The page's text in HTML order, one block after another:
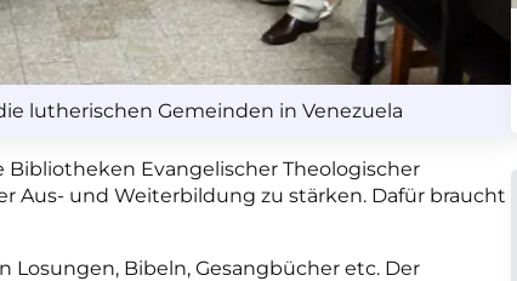
lutherischen Gemeinden in Venezuela
Evangelischer Theologischer
Aus- und Weiterbildung zu stärken. Dafür braucht
Bibeln, Gesangbücher etc. Der